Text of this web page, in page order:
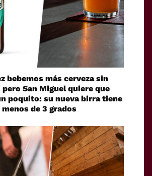
bebemos más cerveza sin
San Miguel quiere que
poquito: su nueva birra tiene
menos de 3 grados